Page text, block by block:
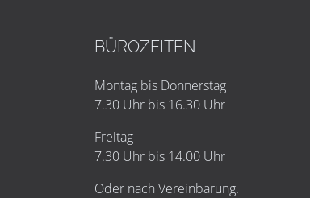
BÜROZEITEN
Montag bis Donnerstag
7.30 Uhr bis 16.30 Uhr
Freitag
7.30 Uhr bis 14.00 Uhr
Oder nach Vereinbarung.